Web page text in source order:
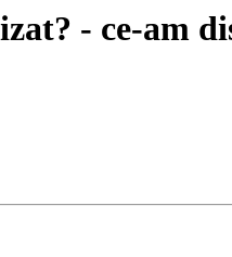
- ce-am